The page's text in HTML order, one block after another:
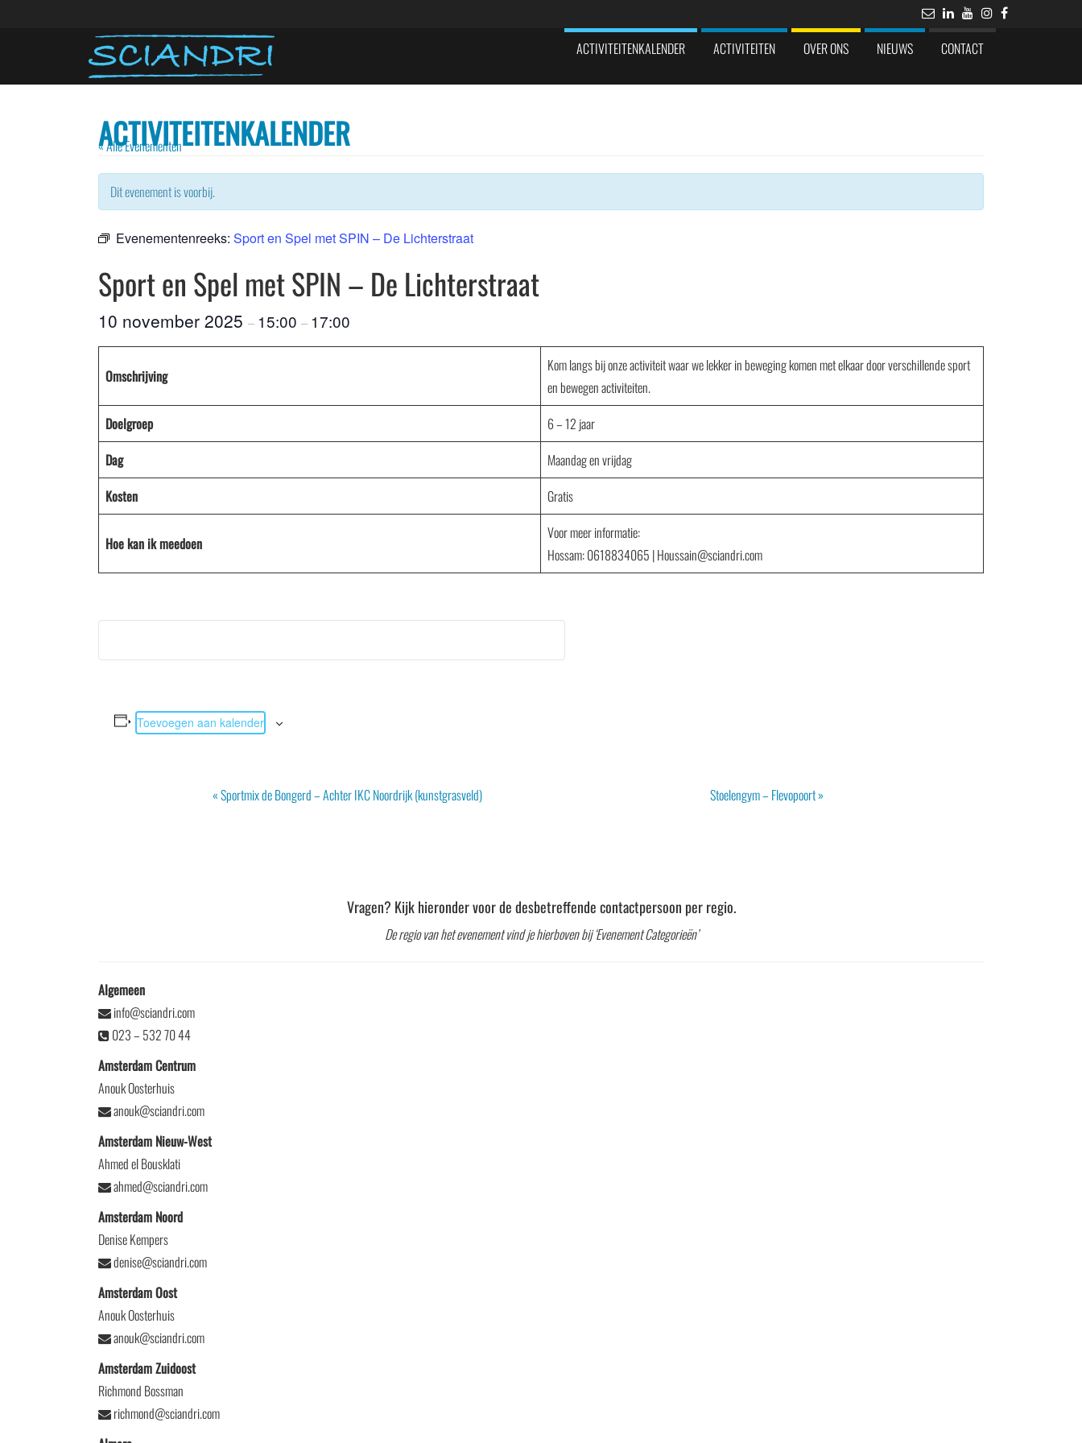
ACTIVITEITENKALENDER ACTIVITEITEN OVER ONS NIEUWS CONTACT
ACTIVITEITENKALENDER
« Alle Evenementen
Dit evenement is voorbij.
Evenementenreeks: Sport en Spel met SPIN – De Lichterstraat
Sport en Spel met SPIN – De Lichterstraat
10 november 2025 – 15:00 – 17:00
Omschrijving
Kom langs bij onze activiteit waar we lekker in beweging komen met elkaar door verschillende sport
en bewegen activiteiten.
Doelgroep
6 – 12 jaar
Dag
Maandag en vrijdag
Kosten
Gratis
Hoe kan ik meedoen
Voor meer informatie:
Hossam: 0618834065 | Houssain@sciandri.com
Toevoegen aan kalender
«Sportmix de Bongerd – Achter IKC Noordrijk (kunstgrasveld) Stoelengym – Flevopoort»
Vragen? Kijk hieronder voor de desbetreffende contactpersoon per regio.
De regio van het evenement vind je hierboven bij ‘Evenement Categorieën’
Algemeen
info@sciandri.com
023 – 532 70 44
Amsterdam Centrum
Anouk Oosterhuis
anouk@sciandri.com
Amsterdam Nieuw-West
Ahmed el Bousklati
ahmed@sciandri.com
Amsterdam Noord
Denise Kempers
denise@sciandri.com
Amsterdam Oost
Anouk Oosterhuis
anouk@sciandri.com
Amsterdam Zuidoost
Richmond Bossman
richmond@sciandri.com